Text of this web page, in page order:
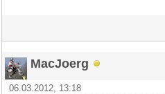
MacJoerg
06.03.2012, 13:18